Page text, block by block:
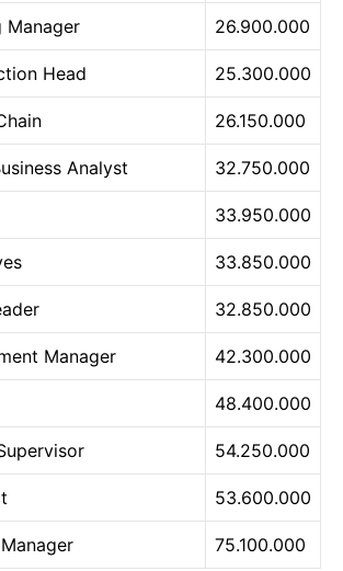
Manager 26.900.000
Head 25.300.000
26.150.000
Analyst 32.750.000
33.950.000
33.850.000
32.850.000
Manager 42.300.000
48.400.000
54.250.000
53.600.000
75.100.000